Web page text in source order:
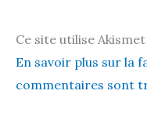
Ce site utilise
En savoir plus sur la
commentaires sont